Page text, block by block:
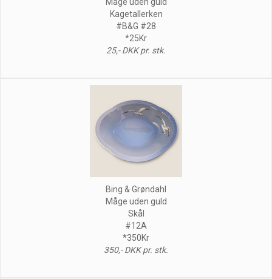
Kagetallerken
#B&G #28
*25Kr
25,- DKK pr. stk.
Bing & Grøndahl
Måge uden guld
Skål
#12A
*350Kr
350,- DKK pr. stk.